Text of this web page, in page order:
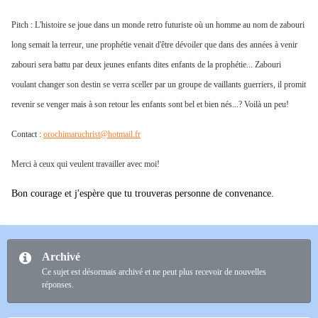
Pitch : L'histoire se joue dans un monde retro futuriste où un homme au nom de zabouri
long semait la terreur, une prophétie venait d'être dévoiler que dans des années à venir
zabouri sera battu par deux jeunes enfants dites enfants de la prophétie... Zabouri
voulant changer son destin se verra sceller par un groupe de vaillants guerriers, il promit
revenir se venger mais à son retour les enfants sont bel et bien nés...? Voilà un peu!
Contact : orochimaruchrist@hotmail.fr
Merci à ceux qui veulent travailler avec moi!
Bon courage et j'espère que tu trouveras personne de convenance.
Archivé
Ce sujet est désormais archivé et ne peut plus recevoir de nouvelles
réponses.